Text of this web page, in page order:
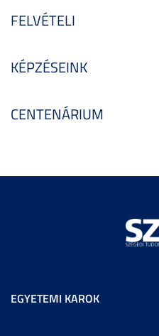
FELVÉTELI
KÉPZÉSEINK
CENTENÁRIUM
EGYETEMI KAROK